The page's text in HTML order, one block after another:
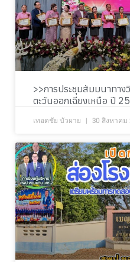
>>การประชุมสัมมนาทาง
ตะวันออกเฉียงเหนือ ปี
เทอดชัย บัวผาย 30 สิงหาคม